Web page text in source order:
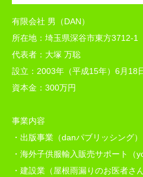
有限会社 男（DAN）
所在地：埼玉県深谷市東方3712-1
代表者：大塚 万聡
設立：2003年（平成15年）6月18
資本金：300万円
事業内容
・出版事業（danパブリッシング）
・海外子供服輸入販売サポート（
・建設業（屋根雨漏りのお医者さん